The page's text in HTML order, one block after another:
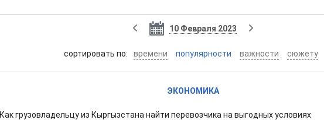
10 Февраля 2023
cортировать по: времени популярности важности сюжету
ЭКОНОМИКА
Как грузовладельцу из Кыргызстана найти перевозчика на выгодных условиях